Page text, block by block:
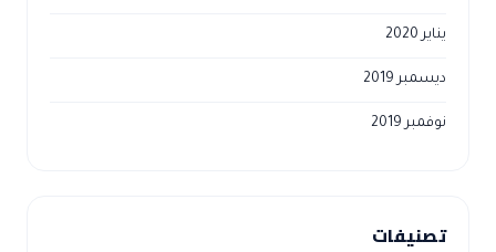
ديسمبر 2019
نوفمبر 2019
تصنيفات